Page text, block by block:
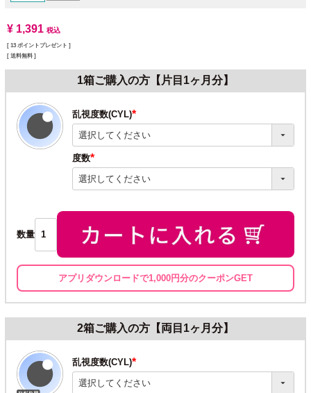
¥ 1,391 税込
[ 13 ポイントプレゼント ]
送料無料
1箱ご購入の方【片目1ヶ月分】
乱視度数(CYL)
(必
須)
度数
(必
須)
数量
アプリダウンロードで1,000円分のクーポンGET
2箱ご購入の方【両目1ヶ月分】
乱視度数(CYL)
(必
須)